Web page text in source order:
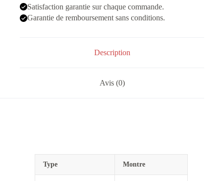
Satisfaction garantie sur chaque commande.
Garantie de remboursement sans conditions.
Description
Avis (0)
Type Montre